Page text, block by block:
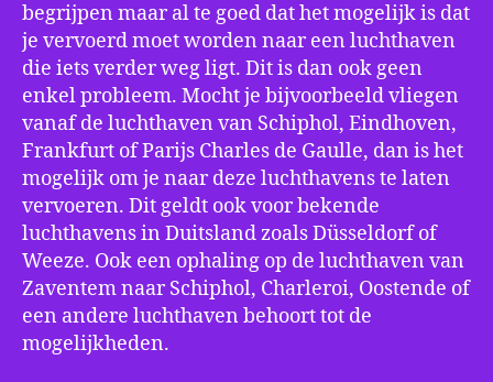
begrijpen maar al te goed dat het mogelijk is dat
je vervoerd moet worden naar een luchthaven
die iets verder weg ligt. Dit is dan ook geen
enkel probleem. Mocht je bijvoorbeeld vliegen
vanaf de luchthaven van Schiphol, Eindhoven,
Frankfurt of Parijs Charles de Gaulle, dan is het
mogelijk om je naar deze luchthavens te laten
vervoeren. Dit geldt ook voor bekende
luchthavens in Duitsland zoals Düsseldorf of
Weeze. Ook een ophaling op de luchthaven van
Zaventem naar Schiphol, Charleroi, Oostende of
een andere luchthaven behoort tot de
mogelijkheden.